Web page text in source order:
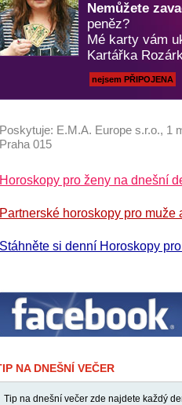
Nemůžete
peněz?
Mé karty vám
Kartářka
nejsem PŘIPOJENA
Poskytuje: E.M.A. Europe s.r.o., 1
Praha 015
Horoskopy pro ženy na dnešní
Partnerské horoskopy pro
Stáhněte si denní Horoskopy
NA DNEŠNÍ VEČER
Tip na dnešní večer zde najdete každý